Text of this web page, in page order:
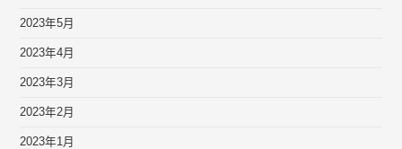
2023年5月
2023年4月
2023年3月
2023年2月
2023年1月